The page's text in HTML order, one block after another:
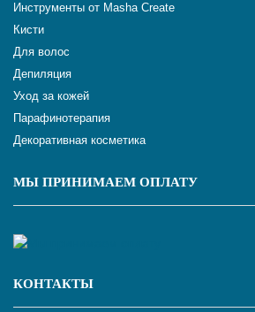
Инструменты от Masha Create
Кисти
Для волос
Депиляция
Уход за кожей
Парафинотерапия
Декоративная косметика
МЫ ПРИНИМАЕМ ОПЛАТУ
КОНТАКТЫ